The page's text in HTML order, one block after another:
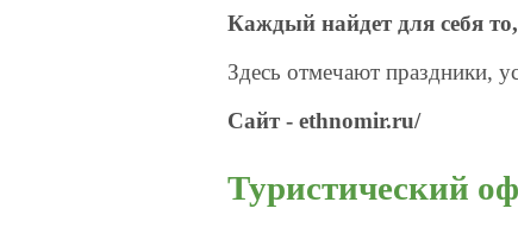
Каждый найдет для себя
Здесь отмечают праздники,
Сайт - ethnomir.ru/
Туристический